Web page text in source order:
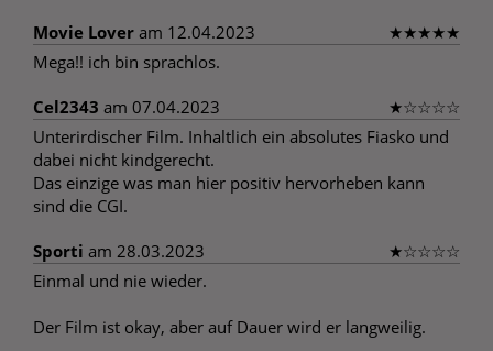
Movie Lover am 12.04.2023 ★★★★★
Mega!! ich bin sprachlos.
Cel2343 am 07.04.2023 ★☆☆☆☆
Unterirdischer Film. Inhaltlich ein absolutes Fiasko und
dabei nicht kindgerecht.
Das einzige was man hier positiv hervorheben kann
sind die CGI.
Sporti am 28.03.2023 ★☆☆☆☆
Einmal und nie wieder.
Der Film ist okay, aber auf Dauer wird er langweilig.